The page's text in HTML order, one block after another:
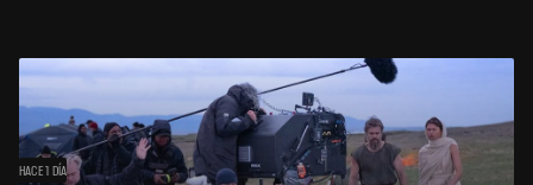
HACE 1 DÍA